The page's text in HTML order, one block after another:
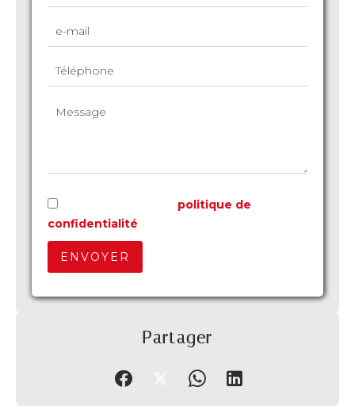
politique de
confidentialité
ENVOYER
Partager